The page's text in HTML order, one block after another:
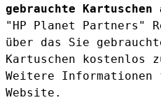
gebrauchte Kartuschen
"HP Planet Partners"
über das Sie
Kartuschen kostenlos
Weitere
Website.